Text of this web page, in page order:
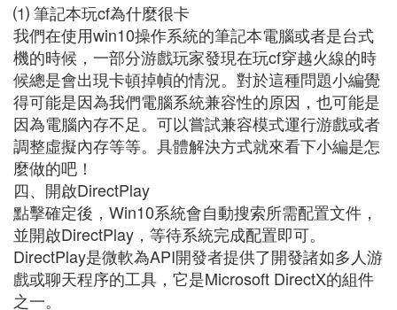
⑴ 筆記本玩cf為什麼很卡
我們在使用win10操作系統的筆記本電腦或者是台式
機的時候，一部分游戲玩家發現在玩cf穿越火線的時
候總是會出現卡頓掉幀的情況。對於這種問題小編覺
得可能是因為我們電腦系統兼容性的原因，也可能是
因為電腦內存不足。可以嘗試兼容模式運行游戲或者
調整虛擬內存等等。具體解決方式就來看下小編是怎
麼做的吧！
四、開啟DirectPlay
點擊確定後，Win10系統會自動搜索所需配置文件，
並開啟DirectPlay，等待系統完成配置即可。
DirectPlay是微軟為API開發者提供了開發諸如多人游
戲或聊天程序的工具，它是Microsoft DirectX的組件
之一。